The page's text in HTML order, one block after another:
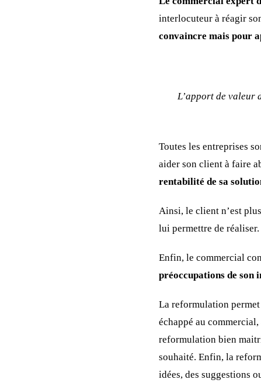
interlocuteur à réagir
convaincre mais pour
L’apport de valeur
Toutes les entreprises
aider son client à faire
rentabilité de sa
Ainsi, le client n’est
lui permettre de réaliser.
Enfin, le commercial
préoccupations de son
La reformulation permet
échappé au
reformulation bien
souhaité. Enfin, la
idées, des suggestions